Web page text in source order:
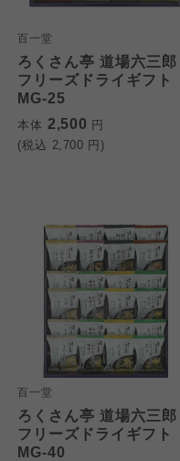
百一堂
ろくさん亭 道場六三郎
フリーズドライギフト
MG-25
本体 2,500 円
(税込 2,700 円)
百一堂
ろくさん亭 道場六三郎
フリーズドライギフト
MG-40